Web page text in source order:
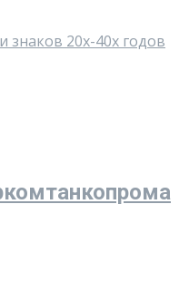
знаков 20х-40х годов